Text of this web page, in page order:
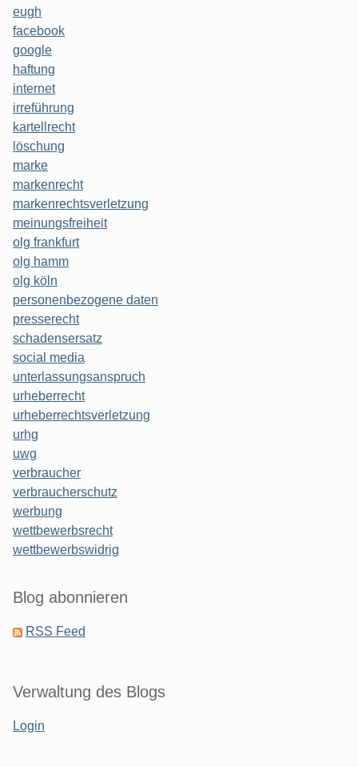
eugh
facebook
google
haftung
internet
irreführung
kartellrecht
löschung
marke
markenrecht
markenrechtsverletzung
meinungsfreiheit
olg frankfurt
olg hamm
olg köln
personenbezogene daten
presserecht
schadensersatz
social media
unterlassungsanspruch
urheberrecht
urheberrechtsverletzung
urhg
uwg
verbraucher
verbraucherschutz
werbung
wettbewerbsrecht
wettbewerbswidrig
Blog abonnieren
RSS Feed
Verwaltung des Blogs
Login